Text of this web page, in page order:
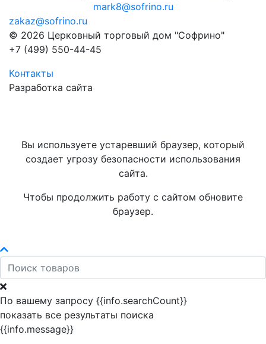
mark8@sofrino.ru
zakaz@sofrino.ru
© 2026 Церковный торговый дом "Софрино"
+7 (499) 550-44-45
Контакты
Разработка сайта
Вы используете устаревший браузер, который
создает угрозу безопасности использования
сайта.
Чтобы продолжить работу с сайтом обновите
браузер.
По вашему запросу {{info.searchCount}}
показать все результаты поиска
{{info.message}}